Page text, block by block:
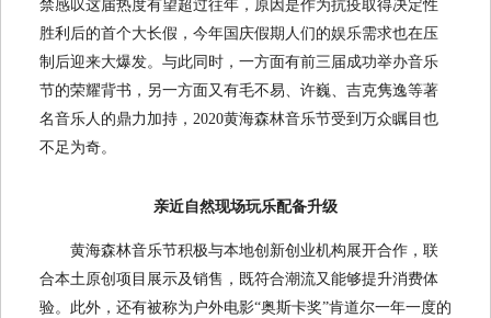
禁感叹这届热度有望超过往年，原因是作为抗疫取得决定性
胜利后的首个大长假，今年国庆假期人们的娱乐需求也在压
制后迎来大爆发。与此同时，一方面有前三届成功举办音乐
节的荣耀背书，另一方面又有毛不易、许巍、吉克隽逸等著
名音乐人的鼎力加持，2020黄海森林音乐节受到万众瞩目也
不足为奇。
亲近自然现场玩乐配备升级
黄海森林音乐节积极与本地创新创业机构展开合作，联
合本土原创项目展示及销售，既符合潮流又能够提升消费体
验。此外，还有被称为户外电影“奥斯卡奖”肯道尔一年一度的